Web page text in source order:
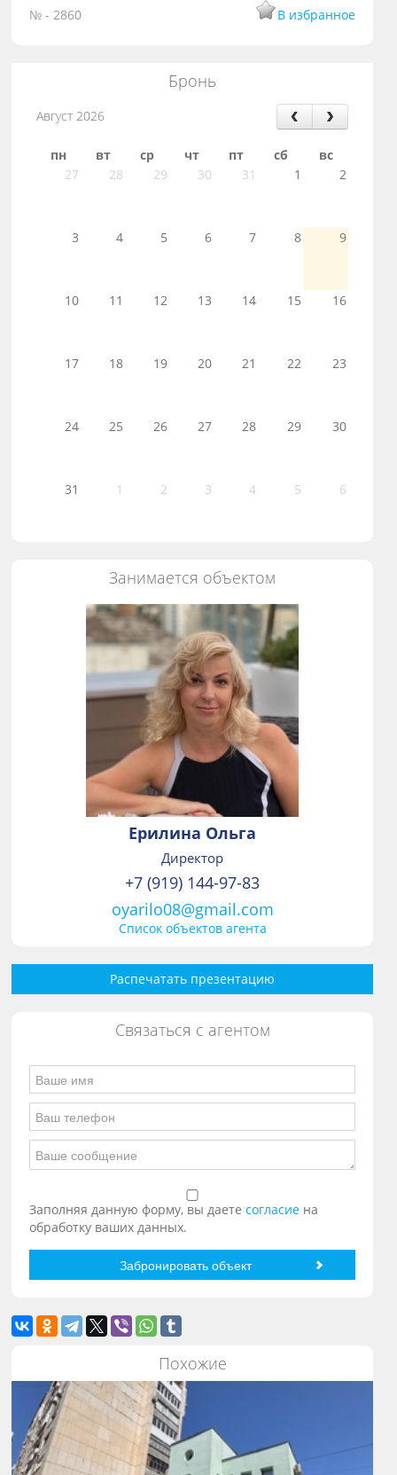
№ - 2860 В избранное
Бронь
Август 2026
пн вт ср чт пт сб
вс
27
28 29 30 31 1 2
3 4 5 6 7 8 9
10 11 12 13 14 15 16
17 18 19 20 21 22 23
24 25 26 27 28 29 30
31 1 2 3 4 5 6
Занимается объектом
Ерилина Ольга
Директор
+7 (919) 144-97-83
oyarilo08@gmail.com
Список объектов агента
Распечатать презентацию
Связаться с агентом
Заполняя данную форму, вы даетесогласие на
обработку ваших данных.
Похожие